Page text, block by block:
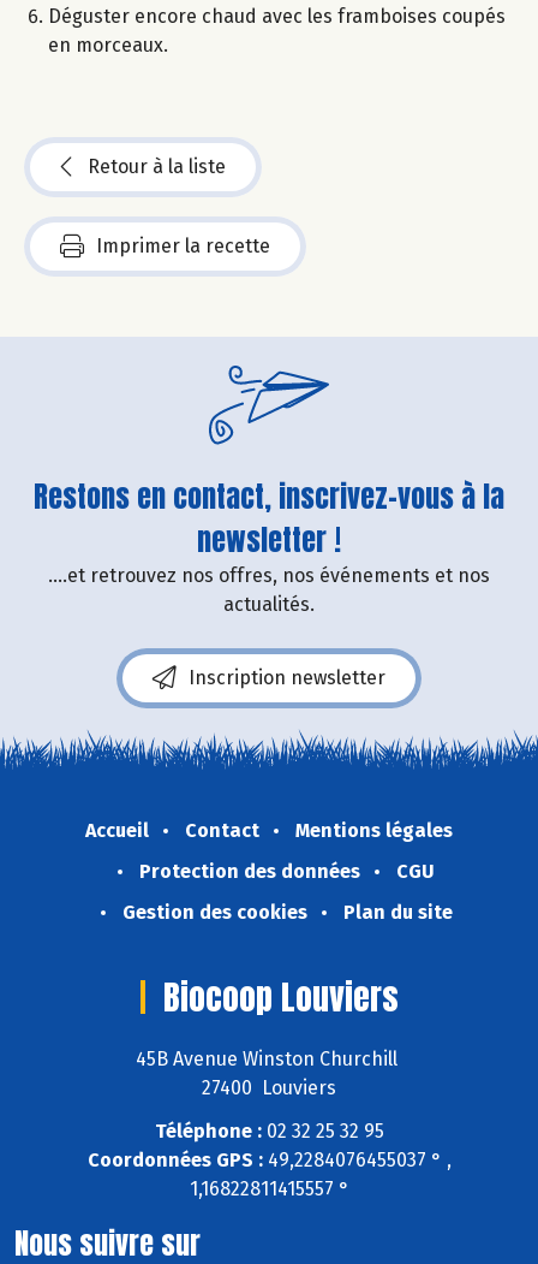
Déguster encore chaud avec les framboises coupés
en morceaux.
Retour à la liste
Imprimer la recette
Restons en contact, inscrivez-vous à la
newsletter !
....et retrouvez nos offres, nos événements et nos
actualités.
Inscription newsletter
Accueil Contact
Mentions légales
Protection des données
CGU
Gestion des cookies
Plan du site
Biocoop Louviers
45B Avenue Winston Churchill
27400 Louviers
Téléphone :02 32 25 32 95
Coordonnées GPS :49,2284076455037 ° ,
1,16822811415557 °
Nous suivre sur